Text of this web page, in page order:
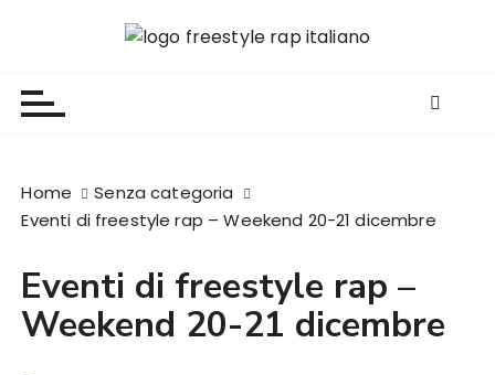
Home
Senza categoria
Eventi di freestyle rap – Weekend 20-21 dicembre
Eventi di freestyle rap –
Weekend 20-21 dicembre